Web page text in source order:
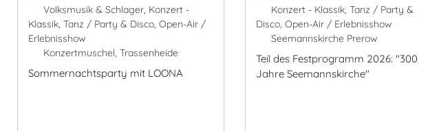
Volksmusik & Schlager, Konzert -
Klassik, Tanz / Party & Disco, Open-Air /
Erlebnisshow
Konzertmuschel, Trassenheide
Sommernachtsparty mit LOONA
Konzert - Klassik, Tanz / Party &
Disco, Open-Air / Erlebnisshow
Seemannskirche Prerow
Teil des Festprogramm 2026: "300
Jahre Seemannskirche"